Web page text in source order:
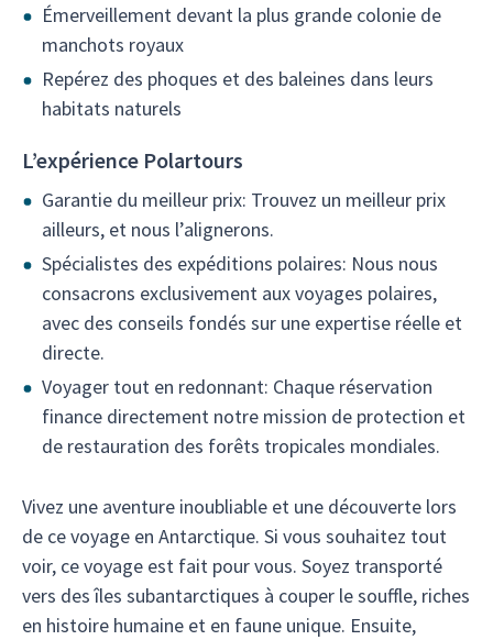
Émerveillement devant la plus grande colonie de
manchots royaux
Repérez des phoques et des baleines dans leurs
habitats naturels
L’expérience Polartours
Garantie du meilleur prix: Trouvez un meilleur prix
ailleurs, et nous l’alignerons.
Spécialistes des expéditions polaires: Nous nous
consacrons exclusivement aux voyages polaires,
avec des conseils fondés sur une expertise réelle et
directe.
Voyager tout en redonnant: Chaque réservation
finance directement notre mission de protection et
de restauration des forêts tropicales mondiales.
Vivez une aventure inoubliable et une découverte lors
de ce voyage en Antarctique. Si vous souhaitez tout
voir, ce voyage est fait pour vous. Soyez transporté
vers des îles subantarctiques à couper le souffle, riches
en histoire humaine et en faune unique. Ensuite,